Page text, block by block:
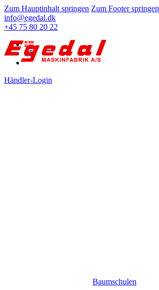
Zum Hauptinhalt springen Zum Footer springen
info@egedal.dk
+45 75 80 20 22
Händler-Login
Baumschulen